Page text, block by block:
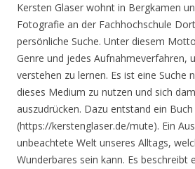
Kersten Glaser wohnt in Bergkamen
Fotografie an der Fachhochschule
persönliche Suche. Unter diesem
Genre und jedes Aufnahmeverfahren,
verstehen zu lernen. Es ist eine Suche
dieses Medium zu nutzen und sich
auszudrücken. Dazu entstand ein
(https://kerstenglaser.de/mute). Ein
unbeachtete Welt unseres Alltags,
Wunderbares sein kann. Es beschreibt